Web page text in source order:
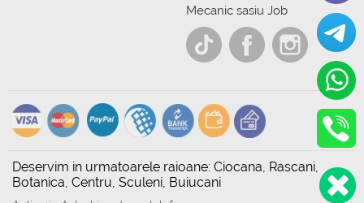
Mecanic sasiu Job
Deservim in urmatoarele raioane: Ciocana, Rascani,
Botanica, Centru, Sculeni, Buiucani